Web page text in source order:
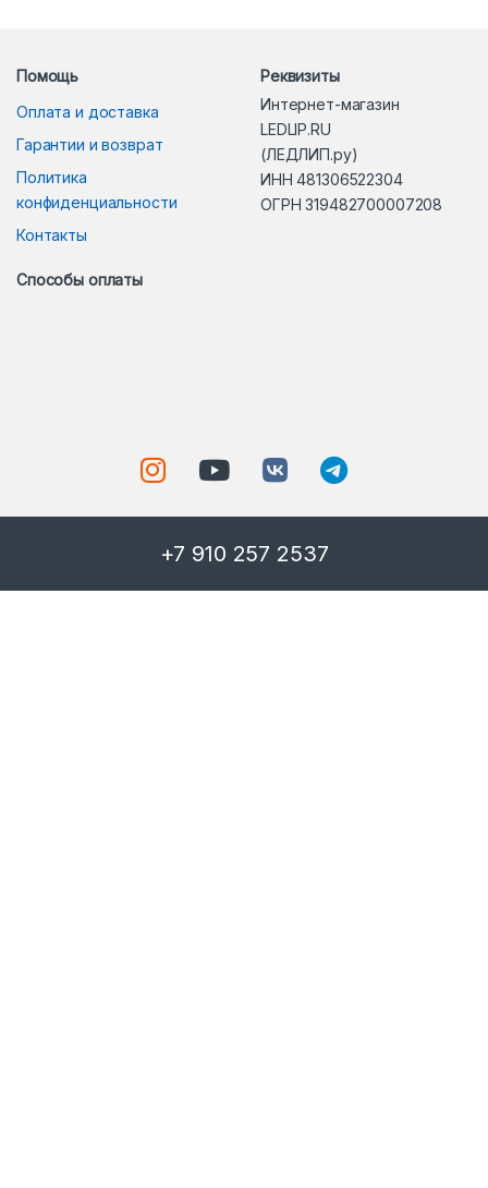
Помощь
Оплата и доставка
Гарантии и возврат
Политика
конфиденциальности
Контакты
Реквизиты
Интернет-магазин
LEDLIP.RU
(ЛЕДЛИП.ру)
ИНН 481306522304
ОГРН 319482700007208
Способы оплаты
+7 910 257 2537